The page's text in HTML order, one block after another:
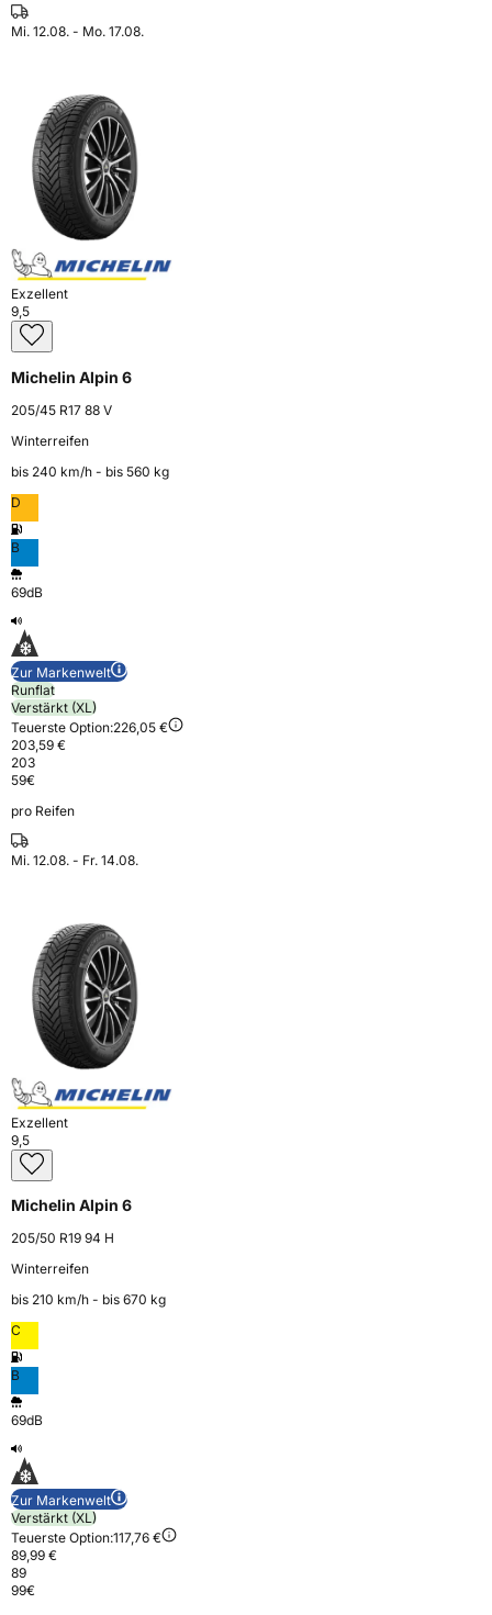
Mi. 12.08. - Mo. 17.08.
Exzellent
9,5
Michelin Alpin 6
205/45 R17 88 V
Winterreifen
bis 240 km⁠/⁠h - bis 560 kg
D
B
69dB
Zur Markenwelt
Runflat
Verstärkt (XL)
Teuerste Option:226,05 €
203,59 €
203
59€
pro Reifen
Mi. 12.08. - Fr. 14.08.
Exzellent
9,5
Michelin Alpin 6
205/50 R19 94 H
Winterreifen
bis 210 km⁠/⁠h - bis 670 kg
C
B
69dB
Zur Markenwelt
Verstärkt (XL)
Teuerste Option:117,76 €
89,99 €
89
99€